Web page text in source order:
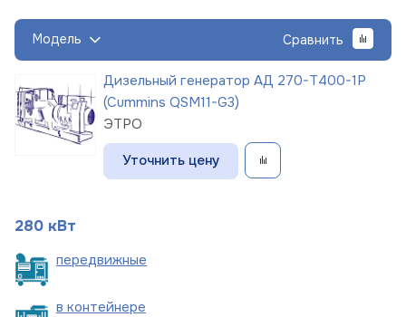
Модель Сравнить
Дизельный генератор АД 270-Т400-1Р
(Cummins QSM11-G3)
ЭТРО
Уточнить цену
280 кВт
передвижные
в контейнере